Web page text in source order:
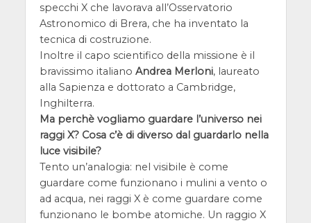
specchi X che lavorava all’Osservatorio
Astronomico di Brera, che ha inventato la
tecnica di costruzione.
Inoltre il capo scientifico della missione è il
bravissimo italiano Andrea Merloni, laureato
alla Sapienza e dottorato a Cambridge,
Inghilterra.
Ma perchè vogliamo guardare l’universo nei
raggi X? Cosa c’è di diverso dal guardarlo nella
luce visibile?
Tento un’analogia: nel visibile è come
guardare come funzionano i mulini a vento o
ad acqua, nei raggi X è come guardare come
funzionano le bombe atomiche. Un raggio X